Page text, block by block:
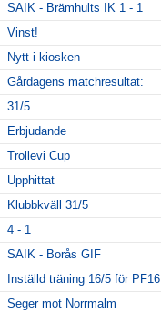
SAIK - Brämhults IK 1 - 1
Vinst!
Nytt i kiosken
Gårdagens matchresultat:
31/5
Erbjudande
Trollevi Cup
Upphittat
Klubbkväll 31/5
4 - 1
SAIK - Borås GIF
Inställd träning 16/5 för PF16
Seger mot Norrmalm